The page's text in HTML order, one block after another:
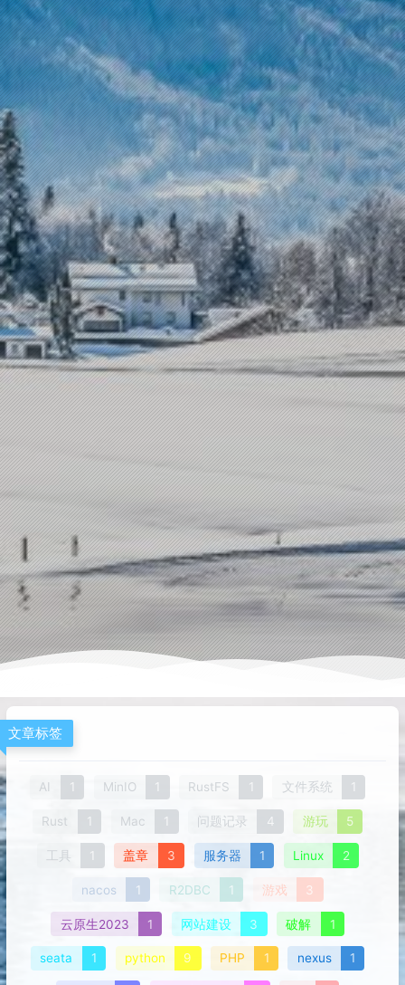
文章标签
AI 1 MinIO 1 RustFS 1 文件系统 1
Rust 1 Mac 1 问题记录 4 游玩 5
工具 1 盖章 3 服务器 1 Linux 2
nacos 1 R2DBC 1 游戏 3
云原生2023 1 网站建设 3 破解 1
seata 1 python 9 PHP 1 nexus 1